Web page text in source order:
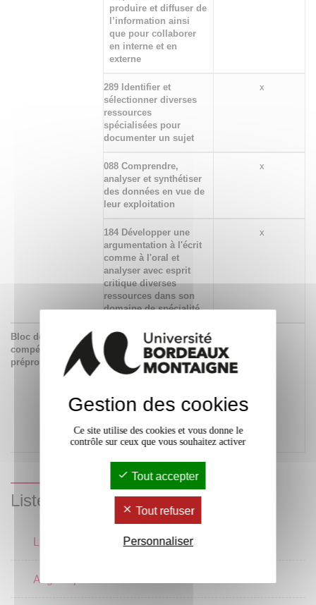
produire et diffuser de
l’information ainsi
que pour collaborer
en interne et en
externe
289 Identifier et
sélectionner diverses
ressources
spécialisées pour
documenter un sujet
x
088 Comprendre,
analyser et synthétiser
des données en vue de
leur exploitation
x
184 Développer une
argumentation à l'écrit
comme à l'oral et
analyser avec esprit
critique diverses
ressources dans son
domaine de spécialité
x
Bloc de
compétences
préprofessionnelles
294 Identifier et situer
les champs
professionnels
potentiellement en
acquis de la formation
ainsi que les parcours
possibles pour y
accéder
Liste des enseignements
Laboratoire 3 1 crédits
Anglais professionnel 3
Gestion des cookies
Ce site utilise des cookies et vous donne le
contrôle sur ceux que vous souhaitez activer
Tout accepter
Tout refuser
Personnaliser